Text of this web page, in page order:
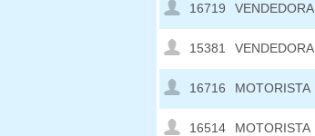
16719 VENDEDORA
15381 VENDEDORA
16716 MOTORISTA
16514 MOTORISTA